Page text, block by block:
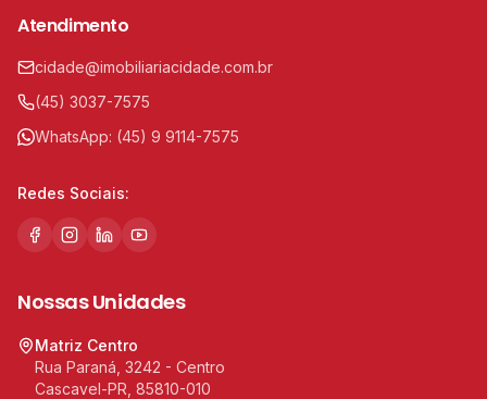
Atendimento
cidade@imobiliariacidade.com.br
(45) 3037-7575
WhatsApp: (45) 9 9114-7575
Redes Sociais:
Nossas Unidades
Matriz Centro
Rua Paraná, 3242 - Centro
Cascavel-PR, 85810-010